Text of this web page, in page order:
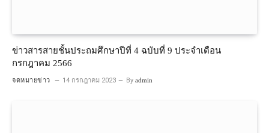
ข่าวสารสายชั้นประถมศึกษาปีที่ 4 ฉบับที่ 9 ประจำเดือน
กรกฎาคม 2566
จดหมายข่าว 14 กรกฎาคม 2023 By admin